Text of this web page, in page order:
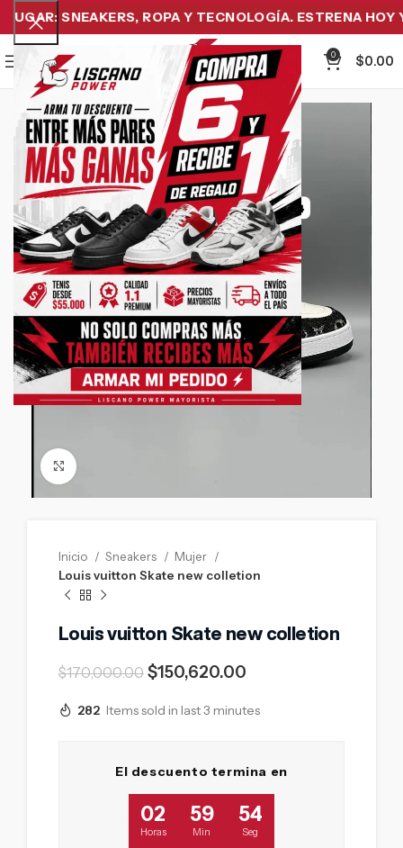
SNEAKERS, ROPA Y TECNOLOGÍA. ESTRENA HOY Y
Menu
0
$0.00
-11%
Inicio Sneakers
Mujer
Louis vuitton Skate new colletion
Louis vuitton Skate new colletion
$170,000.00 $150,620.00
282 Items sold in last 3 minutes
El descuento termina en
02
Horas
59
Min
53
Seg